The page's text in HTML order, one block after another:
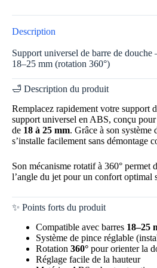
Description
Support universel de barre de douche
18–25 mm (rotation 360°)
🛁 Description du produit
Remplacez rapidement votre support
support universel en ABS, conçu pour
de 18 à 25 mm. Grâce à son système
s’installe facilement sans démontage
Son mécanisme rotatif à 360° permet
l’angle du jet pour un confort optimal
✨ Points forts du produit
Compatible avec barres 18–25
Système de pince réglable
Rotation 360° pour orienter la
Réglage facile de la hauteur